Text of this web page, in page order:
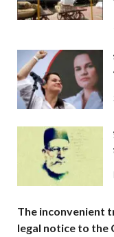
The inconvenient
legal notice to the